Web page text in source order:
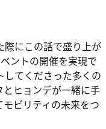
際にこの話で盛り上が
ントの開催を実現で
してくださった多くの
ヒョンデが一緒に手
ビリティの未来をつ